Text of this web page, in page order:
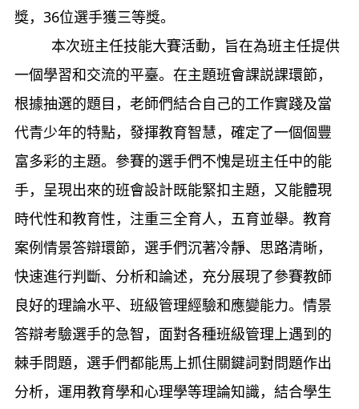
獎， 36位選手獲三等獎。
本次班主任技能大賽活動，旨在為班主任提供
一個學習和交流的平臺。在主題班會課説課環節，
根據抽選的題目，老師們結合自己的工作實踐及當
代青少年的特點，發揮教育智慧，確定了一個個豐
富多彩的主題。參賽的選手們不愧是班主任中的能
手，呈現出來的班會設計既能緊扣主題，又能體現
時代性和教育性，注重三全育人，五育並舉。教育
案例情景答辯環節，選手們沉著冷靜、思路清晰，
快速進行判斷、分析和論述，充分展現了參賽教師
良好的理論水平、班級管理經驗和應變能力。情景
答辯考驗選手的急智，面對各種班級管理上遇到的
棘手問題，選手們都能馬上抓住關鍵詞對問題作出
分析，運用教育學和心理學等理論知識，結合學生